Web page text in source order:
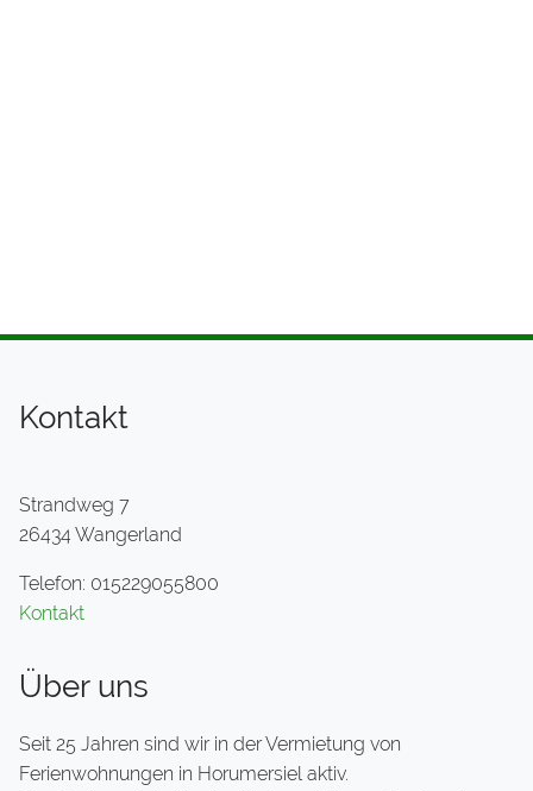
Kontakt
Strandweg 7
26434 Wangerland
Telefon: 015229055800
Kontakt
Über uns
Seit 25 Jahren sind wir in der Vermietung von
Ferienwohnungen in Horumersiel aktiv.